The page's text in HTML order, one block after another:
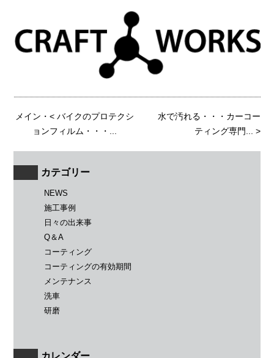
メイン ・< バイクのプロテクシ
ョンフィルム・・・...
水で汚れる・・・カーコー
ティング専門... >
カテゴリー
NEWS
施工事例
日々の出来事
Q＆A
コーティング
コーティングの有効期間
メンテナンス
洗車
研磨
カレンダー